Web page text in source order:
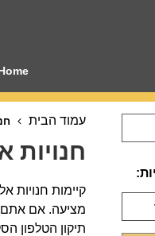
עמוד הבית
חנויות
קיימות חנויות
מציעה. אם אתם